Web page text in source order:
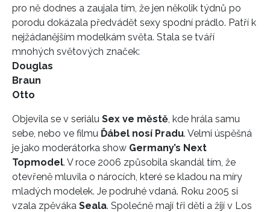
pro ně dodnes a zaujala tím, že jen několik týdnů po
porodu dokázala předvádět sexy spodní prádlo. Patří k
nejžádanějším modelkám světa. Stala se tváří
mnohých světových značek:
Douglas
Braun
Otto
Objevila se v seriálu Sex ve městě , kde hrála samu
sebe, nebo ve filmu Ďábel nosí Pradu. Velmi úspěšná
je jako moderátorka show Germany’s Next
Topmodel. V roce 2006 způsobila skandál tím, že
otevřeně mluvila o nárocích, které se kladou na míry
mladých modelek. Je podruhé vdaná. Roku 2005 si
vzala zpěváka Seala. Společně mají tři děti a žijí v Los